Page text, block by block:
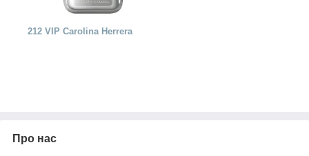
212 VIP Carolina Herrera
Про нас